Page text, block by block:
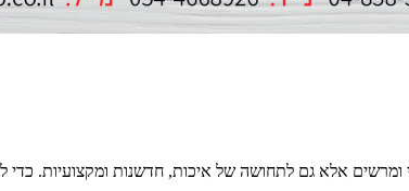
אלא גם לתחושה של איכות, חדשנות ומקצועיות. כדי